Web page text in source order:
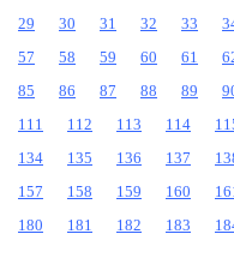
29
30 31 32 33
57
58 59 60 61
85
86 87 88 89
111
112 113 114
134
135 136 137
157
158 159 160
180
181 182 183